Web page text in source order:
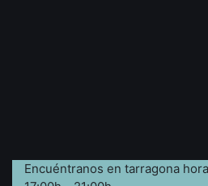
Encuéntranos en tarragona